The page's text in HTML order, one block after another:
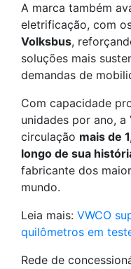
A marca também
eletrificação, com
Volksbus,
soluções mais
demandas de
Com capacidade
unidades por ano, a
circulação mais de
longo de sua
fabricante dos
mundo.
Leia mais: VWCO
quilômetros em
Rede de